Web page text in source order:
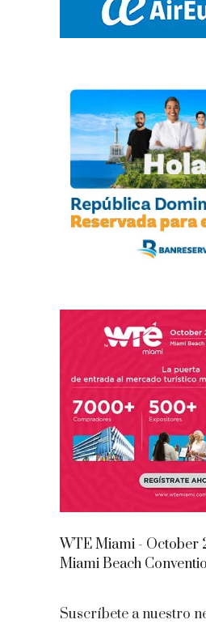
WTE Miami - October
Miami Beach
Suscríbete a nuestro